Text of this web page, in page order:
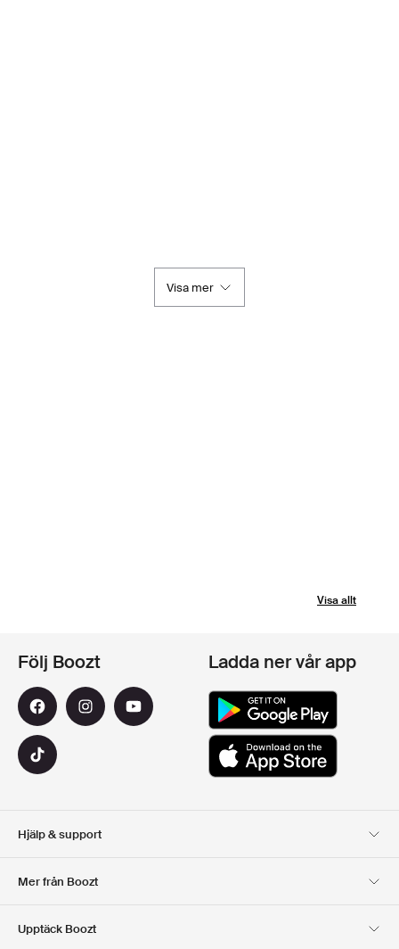
Visa mer
Visa allt
Hjälp & support
Mer från Boozt
Upptäck Boozt
Följ Boozt Ladda ner vår app